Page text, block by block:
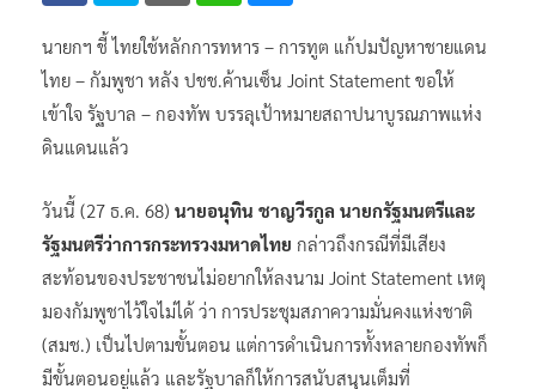
นายกฯ ชี้ ไทยใช้หลักการทหาร – การทูต แก้ปมปัญหาชายแดน
ไทย – กัมพูชา หลัง ปชช.ค้านเซ็น Joint Statement ขอให้
เข้าใจ รัฐบาล – กองทัพ บรรลุเป้าหมายสถาปนาบูรณภาพแห่ง
ดินแดนแล้ว
วันนี้ (27 ธ.ค. 68) นายอนุทิน ชาญวีรกูล นายกรัฐมนตรีและ
รัฐมนตรีว่าการกระทรวงมหาดไทย กล่าวถึงกรณีที่มีเสียง
สะท้อนของประชาชนไม่อยากให้ลงนาม Joint Statement เหตุ
มองกัมพูชาไว้ใจไม่ได้ ว่า การประชุมสภาความมั่นคงแห่งชาติ
(สมช.) เป็นไปตามขั้นตอน แต่การดำเนินการทั้งหลายกองทัพก็
มีขั้นตอนอยู่แล้ว และรัฐบาลก็ให้การสนับสนุนเต็มที่